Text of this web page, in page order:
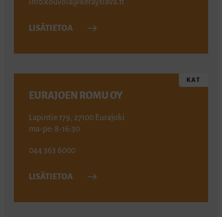
info.kouvola@kerayslava.fi
LISÄTIETOA
KAT
EURAJOEN ROMU OY
Lapintie 179, 27100 Eurajoki
ma-pe: 8-16:30
044 363 6000
LISÄTIETOA